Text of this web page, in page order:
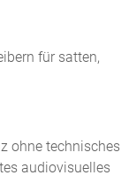
für satten,
ohne technisches
audiovisuelles